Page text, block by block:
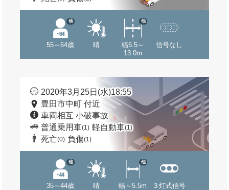
55～64歳
他
晴
幅5.5～
13.0m
他
信号なし
2020年3月25日(水)18:55
豊田市中町 付近
車両相互 小破事故
普通乗用車(1) 軽自動車(1)
死亡(0) 負傷(1)
35～44歳
他
晴 幅～5.5m
他
３灯式信号